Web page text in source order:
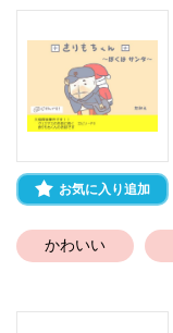
お気に入り追加
かわいい